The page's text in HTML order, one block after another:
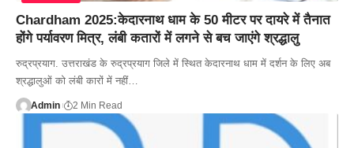
Chardham 2025:केदारनाथ धाम के 50 मीटर पर दायरे में तैनात
होंगे पर्यावरण मित्र, लंबी कतारों में लगने से बच जाएंगे श्रद्धालु
रुद्रप्रयाग. उत्तराखंड के रुद्रप्रयाग जिले में स्थित केदारनाथ धाम में दर्शन के लिए अब
श्रद्धालुओं को लंबी कारों में नहीं…
Admin 2 Min Read